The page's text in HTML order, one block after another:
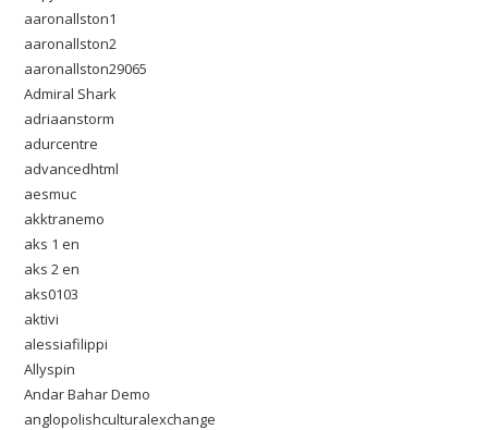
aaronallston1
aaronallston2
aaronallston29065
Admiral Shark
adriaanstorm
adurcentre
advancedhtml
aesmuc
akktranemo
aks 1 en
aks 2 en
aks0103
aktivi
alessiafilippi
Allyspin
Andar Bahar Demo
anglopolishculturalexchange